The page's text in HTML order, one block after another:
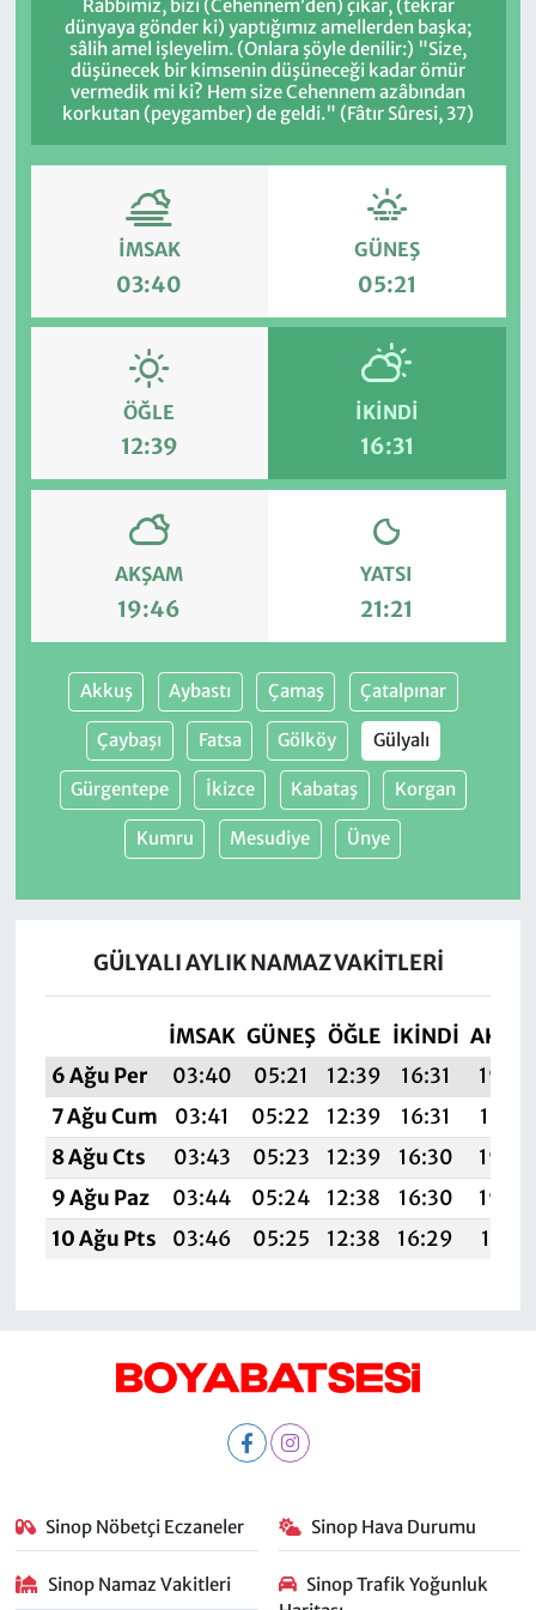
Rabbimiz, bizi (Cehennem’den) çıkar, (tekrar
dünyaya gönder ki) yaptığımız amellerden başka;
sâlih amel işleyelim. (Onlara şöyle denilir:) "Size,
düşünecek bir kimsenin düşüneceği kadar ömür
vermedik mi ki? Hem size Cehennem azâbından
korkutan (peygamber) de geldi." (Fâtır Sûresi, 37)
İMSAK
03:40
GÜNEŞ
05:21
ÖĞLE
12:39
İKINDI
16:31
AKŞAM
19:46
YATSI
21:21
Akkuş Aybastı Çamaş Çatalpınar
Çaybaşı Fatsa Gölköy Gülyalı
Gürgentepe İkizce Kabataş Korgan
Kumru Mesudiye Ünye
GÜLYALI AYLIK NAMAZ VAKITLERI
İMSAK GÜNEŞ ÖĞLE İKINDI
6 Ağu Per
03:40 05:21 12:39 16:31
19:46
7 Ağu Cum
03:41 05:22 12:39 16:31
19:45
8 Ağu Cts
03:43 05:23 12:39 16:30
19:44
9 Ağu Paz
03:44 05:24 12:38 16:30
19:42
10 Ağu Pts
03:46 05:25 12:38 16:29 19:41
Sinop Nöbetçi Eczaneler Sinop Hava Durumu
Sinop Namaz Vakitleri
Sinop Trafik Yoğunluk